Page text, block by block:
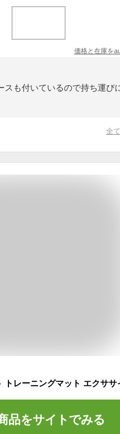
価格と在庫を
も付いているので持ち運び
全
品をサイトでみる